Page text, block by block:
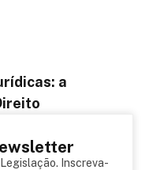
a
Inscreva-